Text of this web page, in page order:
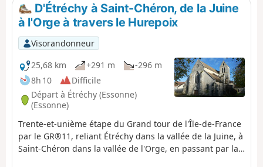
D'Étréchy à Saint-Chéron, de la Juine
à l'Orge à travers le Hurepoix
Visorandonneur
25,68 km
+291 m
-296 m
8h 10
Difficile
Départ à Étréchy (Essonne)
(Essonne)
Trente-et-unième étape du Grand tour de l'Île-de-France
par le GR®11, reliant Étréchy dans la vallée de la Juine, à
Saint-Chéron dans la vallée de l'Orge, en passant par la